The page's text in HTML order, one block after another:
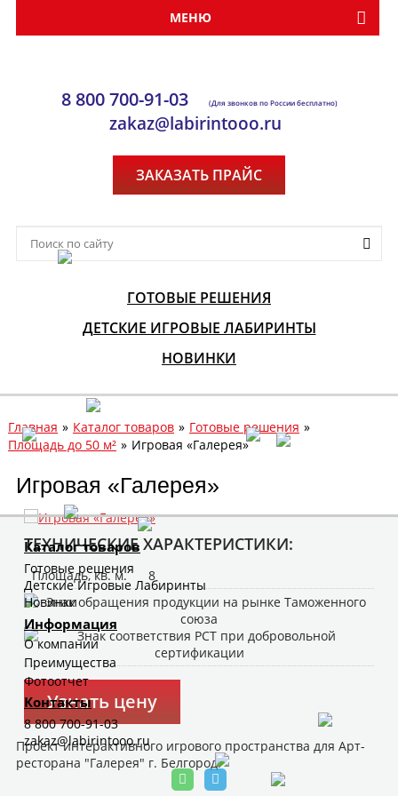
МЕНЮ
8 800 700-91-03 (Для звонков по России бесплатно)
zakaz@labirintooo.ru
ЗАКАЗАТЬ ПРАЙС
ГОТОВЫЕ РЕШЕНИЯ
ДЕТСКИЕ ИГРОВЫЕ ЛАБИРИНТЫ
НОВИНКИ
Главная » Каталог товаров » Готовые решения »
Площадь до 50 м² » Игровая «Галерея»
Игровая «Галерея»
ТЕХНИЧЕСКИЕ ХАРАКТЕРИСТИКИ:
Площадь, кв. м. 8
Узнать цену
Проект интерактивного игрового пространства для Арт-
ресторана "Галерея" г. Белгород.
Каталог товаров
Готовые решения
Детские Игровые Лабиринты
Новинки
Информация
О компании
Преимущества
Фотоотчет
Контакты
8 800 700-91-03
zakaz@labirintooo.ru